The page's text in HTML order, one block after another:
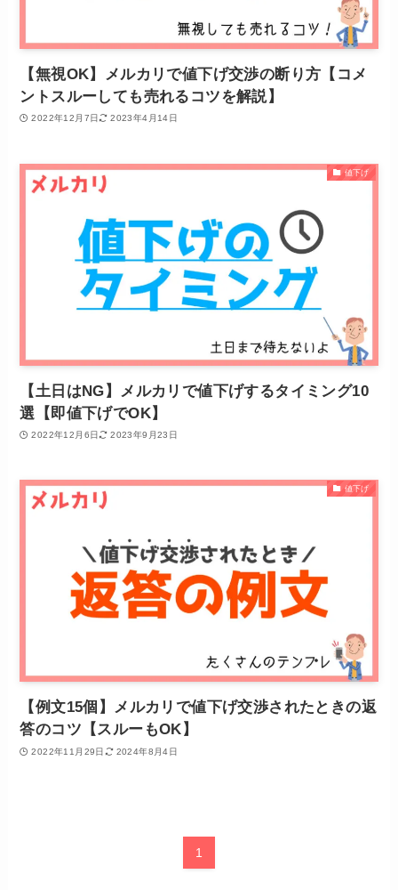
【無視OK】メルカリで値下げ交渉の断り方【コメ
ントスルーしても売れるコツを解説】
2022年12月7日 2023年4月14日
値下げ
【土日はNG】メルカリで値下げするタイミング10
選【即値下げでOK】
2022年12月6日 2023年9月23日
値下げ
【例文15個】メルカリで値下げ交渉されたときの返
答のコツ【スルーもOK】
2022年11月29日 2024年8月4日
1